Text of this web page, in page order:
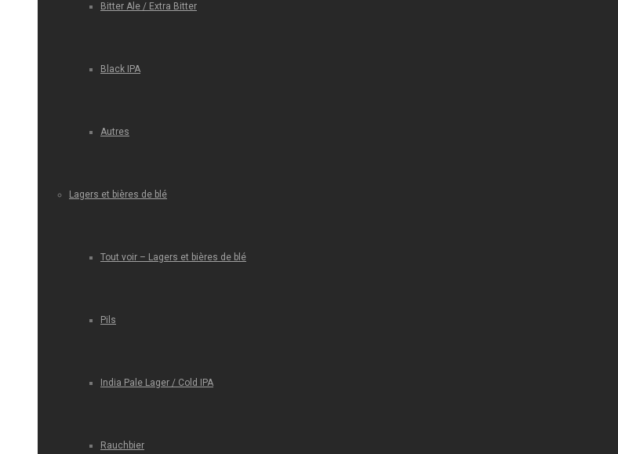
Bitter Ale / Extra Bitter
Black IPA
Autres
Lagers et bières de blé
Tout voir – Lagers et bières de blé
Pils
India Pale Lager / Cold IPA
Rauchbier